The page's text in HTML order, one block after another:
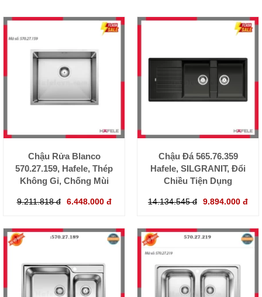
Chậu Rửa Blanco
570.27.159, Hafele, Thép
Không Gỉ, Chống Mùi
9.211.818 đ 6.448.000 đ
Chậu Đá 565.76.359
Hafele, SILGRANIT, Đổi
Chiều Tiện Dụng
14.134.545 đ 9.894.000 đ